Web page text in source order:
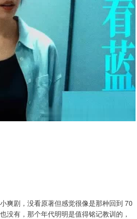
爽剧，没看原著但感觉很像是那种回到 70
没有，那个年代明明是值得铭记教训的，